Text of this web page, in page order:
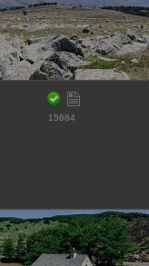
15684